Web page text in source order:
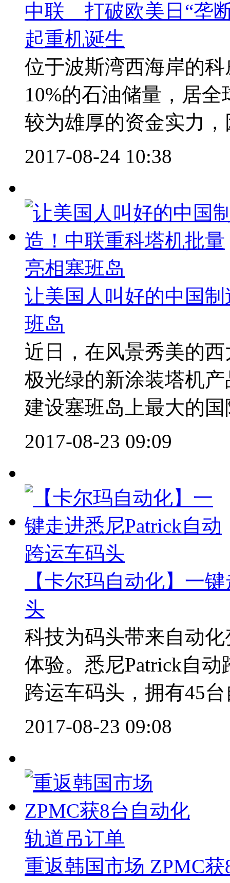
中联 打破欧美日“垄
起重机诞生
位于波斯湾西海岸的
10%的石油储量，居
较为雄厚的资金实力
2017-08-24 10:38
让美国人叫好的中国
班岛
近日，在风景秀美的
极光绿的新涂装塔机产
建设塞班岛上最大的
2017-08-23 09:09
【卡尔玛自动化】一
头
科技为码头带来自动
体验。悉尼Patrick自
跨运车码头，拥有45
2017-08-23 09:08
重返韩国市场 ZPMC